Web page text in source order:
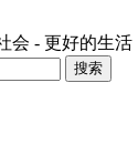
会 - 更好的生活